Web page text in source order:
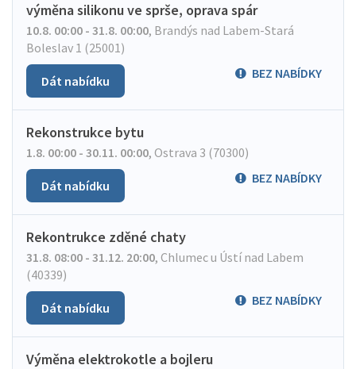
výměna silikonu ve sprše, oprava spár
10.8. 00:00 - 31.8. 00:00, Brandýs nad Labem-Stará
Boleslav 1 (25001)
BEZ NABÍDKY
Dát nabídku
Rekonstrukce bytu
1.8. 00:00 - 30.11. 00:00, Ostrava 3 (70300)
BEZ NABÍDKY
Dát nabídku
Rekontrukce zděné chaty
31.8. 08:00 - 31.12. 20:00, Chlumec u Ústí nad Labem
(40339)
BEZ NABÍDKY
Dát nabídku
Výměna elektrokotle a bojleru